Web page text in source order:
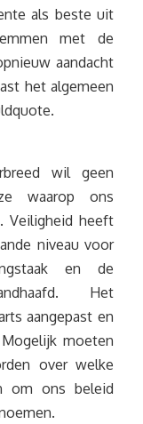
als beste uit
met de
aandacht
het algemeen
wil geen
waarop ons
Veiligheid heeft
niveau voor
en de
Het
aangepast en
moeten
over welke
om ons beleid